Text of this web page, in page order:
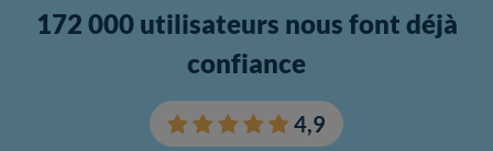
172 000 utilisateurs nous font déjà
confiance
4,9